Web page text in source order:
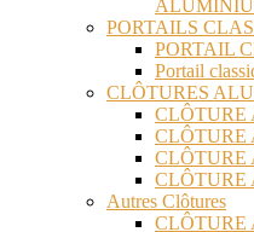
PORTAILS
PORTAIL
Portail
CLÔTURES
CLÔTURE
CLÔTURE
CLÔTURE
CLÔTURE
Autres Clôtures
CLÔTURE